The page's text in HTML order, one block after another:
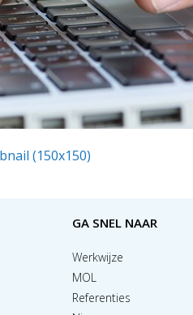
(150x150)
GA SNEL NAAR
Werkwijze
MOL
Referenties